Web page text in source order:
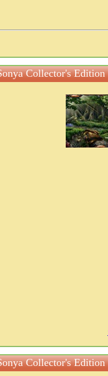
Collector's
Collector's